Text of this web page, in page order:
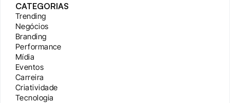
CATEGORIAS
Trending
Negócios
Branding
Performance
Mídia
Eventos
Carreira
Criatividade
Tecnologia